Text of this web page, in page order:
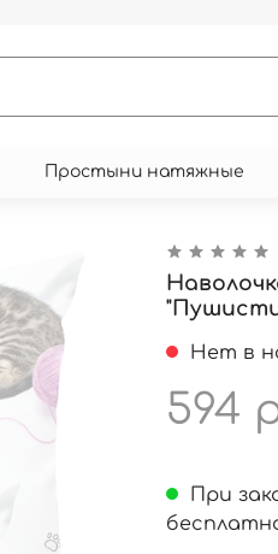
Простыни натяжные
Нет в
594
При